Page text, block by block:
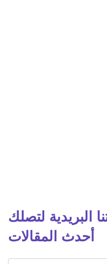
البريدية لتصلك
أحدث المقالات